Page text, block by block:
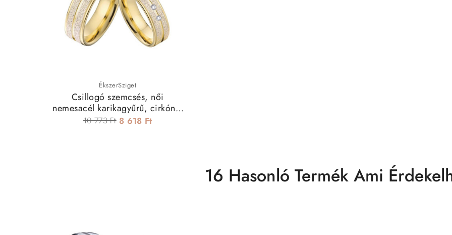
ÉkszerSziget
Csillogó szemcsés, női
nemesacél karikagyűrű, cirkónia
kövekkel
10 773 Ft 8 618 Ft
16 Hasonló Termék Ami